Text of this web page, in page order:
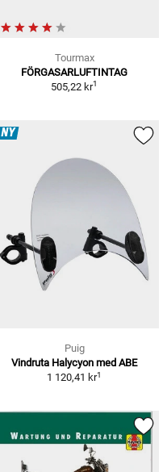
Tourmax
FÖRGASARLUFTINTAG
505,22 kr1
NY
Puig
Vindruta Halycyon med ABE
1 120,41 kr1